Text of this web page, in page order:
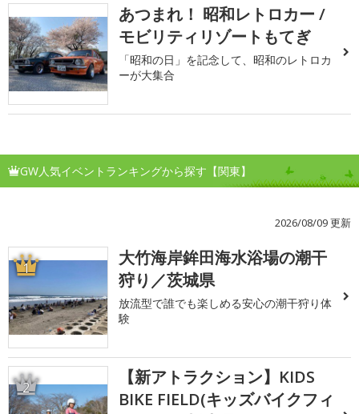
あつまれ！ 昭和レトロカー /
モビリティリゾートもてぎ
「昭和の日」を記念して、昭和のレトロカ
ーが大集合
GW人気イベントランキングから探す【関東】
2026/08/09 更新
1
大竹海岸鉾田海水浴場の潮干
狩り／茨城県
放流型で誰でも楽しめる安心の潮干狩り体
験
2
【新アトラクション】KIDS
BIKE FIELD(キッズバイクフィ